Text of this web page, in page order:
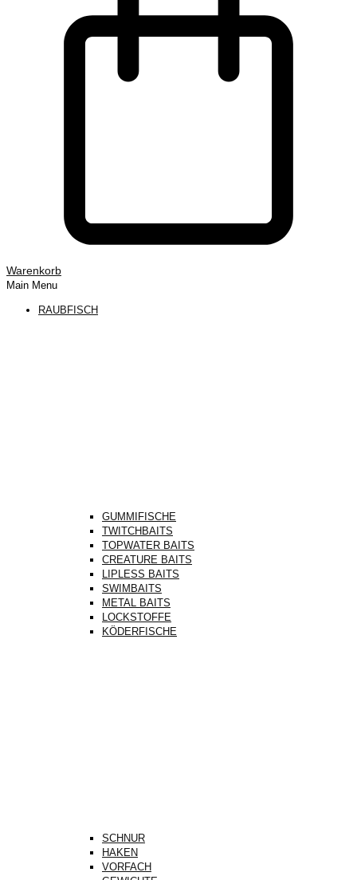
Warenkorb
Main Menu
RAUBFISCH
GUMMIFISCHE
TWITCHBAITS
TOPWATER BAITS
CREATURE BAITS
LIPLESS BAITS
SWIMBAITS
METAL BAITS
LOCKSTOFFE
KÖDERFISCHE
SCHNUR
HAKEN
VORFACH